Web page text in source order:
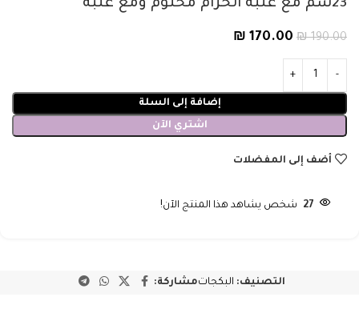
23سم مع علبة الحزام مختوم ومع علبة
₪190.00
₪ 170.00
إضافة إلى السلة
اشتري الآن
أضف إلى المفضلات
27 شخص يشاهد هذا المنتج الآن!
التصنيف: البكجاتمشاركة: